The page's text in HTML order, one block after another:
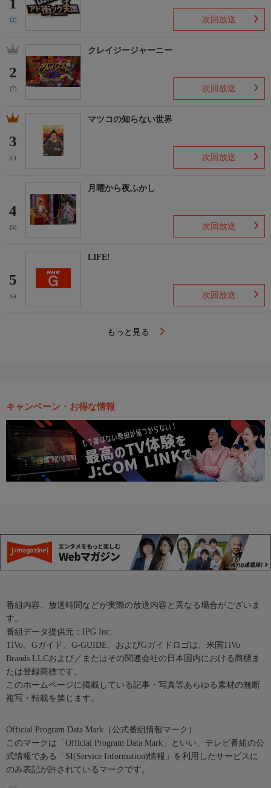
1
(2) 次回放送
2
(7)
クレイジージャーニー
次回放送
3
(-)
マツコの知らない世界
次回放送
4
(5)
月曜から夜ふかし
次回放送
5
(-)
LIFE!
次回放送
もっと見る
キャンペーン・お得な情報
番組内容、放送時間などが実際の放送内容と異なる場合がございま
す。
番組データ提供元：IPG Inc.
TiVo、Gガイド、G-GUIDE、およびGガイドロゴは、米国TiVo
Brands LLCおよび／またはその関連会社の日本国内における商標ま
たは登録商標です。
このホームページに掲載している記事・写真等あらゆる素材の無断
複写・転載を禁じます。
Official Program Data Mark（公式番組情報マーク）
このマークは「Official Program Data Mark」といい、テレビ番組の公
式情報である「SI(Service Information)情報」を利用したサービスに
のみ表記が許されているマークです。